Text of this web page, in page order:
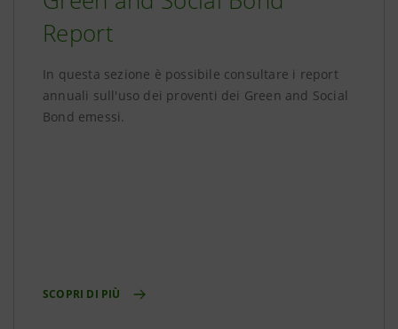
Report
In questa sezione è possibile consultare i report
annuali sull'uso dei proventi dei Green and Social
Bond emessi.
SCOPRI DI PIÙ